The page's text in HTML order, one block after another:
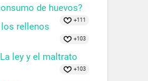
de huevos?
+111
rellenos
+103
ley y el maltrato
+103